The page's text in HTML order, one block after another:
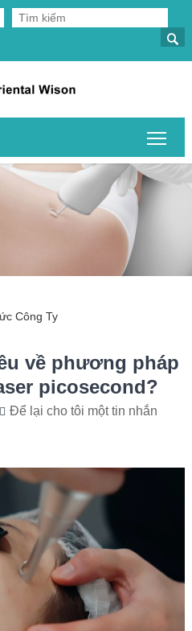

Công Ty
về phương pháp
picosecond?
Để lại cho tôi một tin nhắn